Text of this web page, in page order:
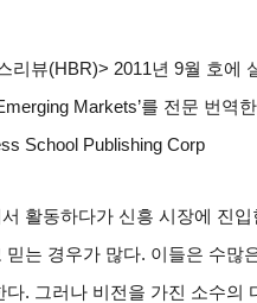
리뷰(HBR)> 2011년 9월 호에
Markets’를 전문 번역
School Publishing Corp
활동하다가 신흥 시장에 진
믿는 경우가 많다. 이들은 수많
다. 그러나 비전을 가진 소수의